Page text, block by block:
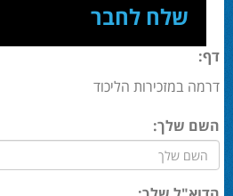
שלח לחבר
דף:
דרמה במזכירות הליכוד
השם שלך: